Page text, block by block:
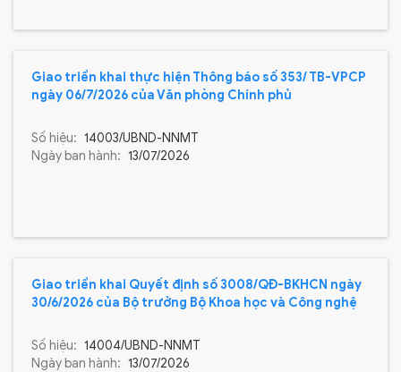
Giao triển khai thực hiện Thông báo số 353/ TB-VPCP
ngày 06/7/2026 của Văn phòng Chính phủ
Số hiệu: 14003/UBND-NNMT
Ngày ban hành: 13/07/2026
Giao triển khai Quyết định số 3008/QĐ-BKHCN ngày
30/6/2026 của Bộ trưởng Bộ Khoa học và Công nghệ
Số hiệu: 14004/UBND-NNMT
Ngày ban hành: 13/07/2026